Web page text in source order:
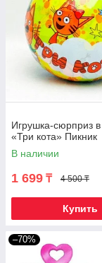
Игрушка-сюрприз
«Три кота» Пикник
В наличии
1 699 ₸ 4 500 ₸
Купить
–70%